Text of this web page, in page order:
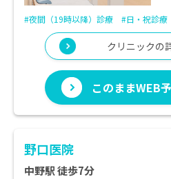
#夜間（19時以降）診療 #日・祝診療
クリニックの
このままWEB
野口医院
中野駅 徒歩7分